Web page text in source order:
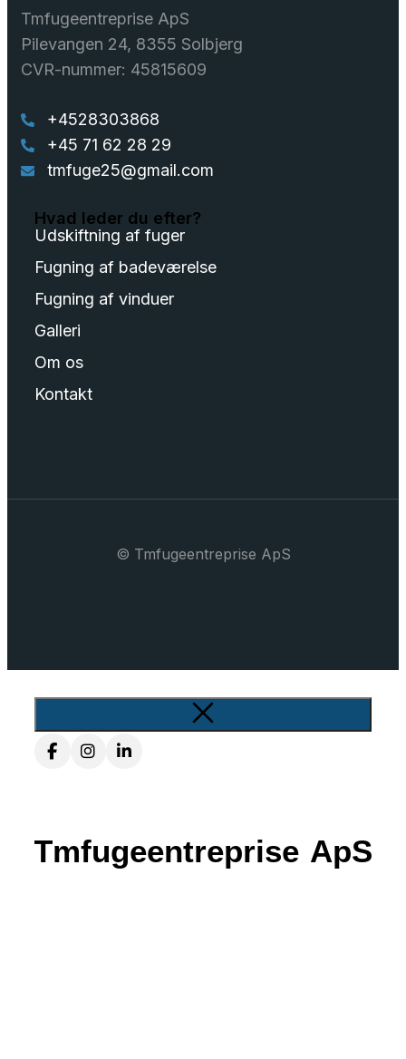
Tmfugeentreprise ApS
Pilevangen 24, 8355 Solbjerg
CVR-nummer: 45815609
+4528303868
+45 71 62 28 29
tmfuge25@gmail.com
Hvad leder du efter?
Udskiftning af fuger
Fugning af badeværelse
Fugning af vinduer
Galleri
Om os
Kontakt
© Tmfugeentreprise ApS